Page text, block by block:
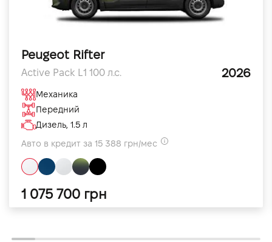
Peugeot Rifter
Active Pack L1 100 л.с. 2026
Механика
Передний
Дизель, 1.5 л
Авто в кредит за 15 388 грн/мес
1 075 700 грн